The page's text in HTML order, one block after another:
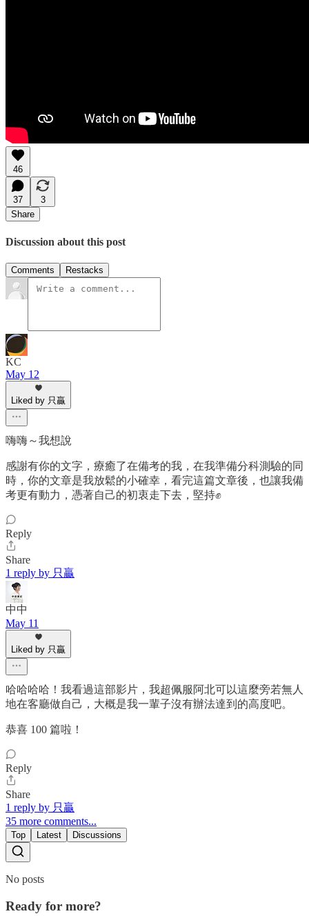
46
37
3
Share
Discussion about this post
Comments Restacks
KC
May 12
Liked by 只贏
嗨嗨～我想說
感謝有你的文字，療癒了在備考的我，在我準備分科測驗的同
時，你的文章是我放鬆的小確幸，看完這篇文章後，也讓我備
考更有動力，憑著自己的初衷走下去，堅持✊
Reply
Share
1 reply by 只贏
中中
May 11
Liked by 只贏
哈哈哈哈！我看過這部影片，我超佩服阿北可以這麼旁若無人
地在客廳做自己，大概是我一輩子沒有辦法達到的高度吧。
恭喜 100 篇啦！
Reply
Share
1 reply by 只贏
35 more comments...
Top Latest Discussions
No posts
Ready for more?